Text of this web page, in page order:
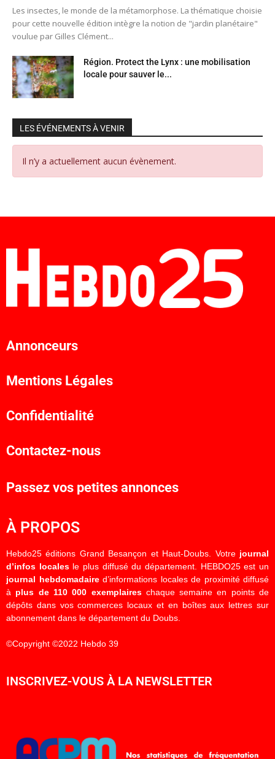
Les insectes, le monde de la métamorphose. La thématique choisie
pour cette nouvelle édition intègre la notion de "jardin planétaire"
voulue par Gilles Clément...
Région. Protect the Lynx : une mobilisation
locale pour sauver le...
LES ÉVÉNEMENTS À VENIR
Il n’y a actuellement aucun évènement.
Annonceurs
Mentions Légales
Confidentialité
Contactez-nous
Passez vos petites annonces
À PROPOS
Hebdo25 éditions Grand Besançon et Haut-Doubs. Votre journal
d’infos localesle plus diffusé du département. HEBDO25 est un
journal hebdomadaired’informations locales de proximité diffusé
à plus de 110 000 exemplaireschaque semaine en points de
dépôts dans vos commerces locaux et en boîtes aux lettres sur
abonnement dans le département du Doubs.
©Copyright ©2022 Hebdo 39
INSCRIVEZ-VOUS À LA NEWSLETTER